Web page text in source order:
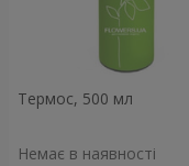
Термос, 500 мл
Немає в наявності